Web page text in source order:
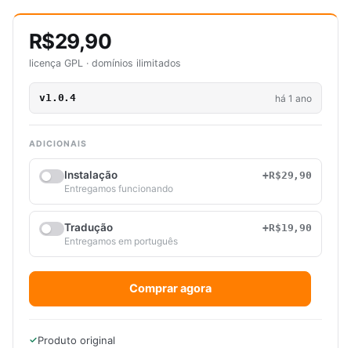
R$29,90
licença GPL · domínios ilimitados
v1.0.4 há 1 ano
ADICIONAIS
Instalação
+R$29,90
Entregamos funcionando
Tradução
+R$19,90
Entregamos em português
Comprar agora
Produto original